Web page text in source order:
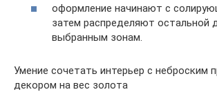
оформление начинают с
затем распределяют остальной
выбранным зонам.
Умение сочетать интерьер с неброским
декором на вес золота